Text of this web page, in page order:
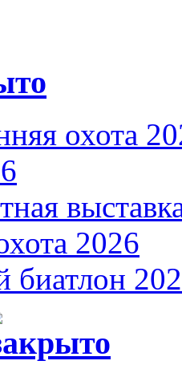
охота
2026
биатлон